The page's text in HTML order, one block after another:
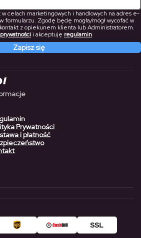
celach marketingowych i handlowych na adres e-
formularzu. Zgodę będę mogła/mógł wycofać w
z opiekunem klienta lub Administratorem.
i akceptuję regulamin.
Zapisz się
Prywatności
i płatność